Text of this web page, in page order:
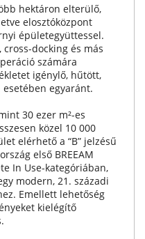
hektáron elterülő,
elosztóközpont
épületegyüttessel.
docking és más
számára
igénylő, hűtött,
egyaránt.
30 ezer m²-es
közel 10 000
elérhető a “B” jelzésű
első BREEAM
In Use-kategóriában,
modern, 21. századi
Emellett lehetőség
kielégítő